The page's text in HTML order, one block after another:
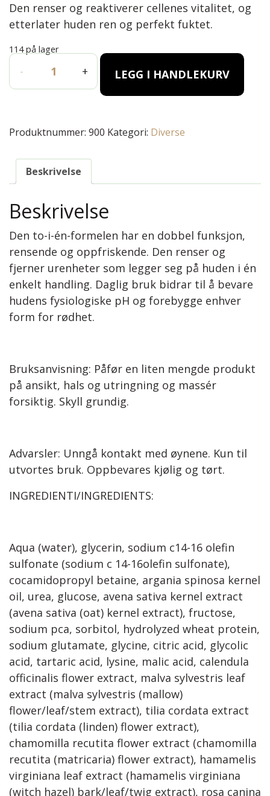
Den renser og reaktiverer cellenes vitalitet, og
etterlater huden ren og perfekt fuktet.
114 på lager
AGE- DEFYING mini size (trevel size) 50 ml antall
- + LEGG I HANDLEKURV
Produktnummer: 900 Kategori: Diverse
Beskrivelse
Beskrivelse
Den to-i-én-formelen har en dobbel funksjon,
rensende og oppfriskende. Den renser og
fjerner urenheter som legger seg på huden i én
enkelt handling. Daglig bruk bidrar til å bevare
hudens fysiologiske pH og forebygge enhver
form for rødhet.
Bruksanvisning: Påfør en liten mengde produkt
på ansikt, hals og utringning og massér
forsiktig. Skyll grundig.
Advarsler: Unngå kontakt med øynene. Kun til
utvortes bruk. Oppbevares kjølig og tørt.
INGREDIENTI/INGREDIENTS:
Aqua (water), glycerin, sodium c14-16 olefin
sulfonate (sodium c 14-16olefin sulfonate),
cocamidopropyl betaine, argania spinosa kernel
oil, urea, glucose, avena sativa kernel extract
(avena sativa (oat) kernel extract), fructose,
sodium pca, sorbitol, hydrolyzed wheat protein,
sodium glutamate, glycine, citric acid, glycolic
acid, tartaric acid, lysine, malic acid, calendula
officinalis flower extract, malva sylvestris leaf
extract (malva sylvestris (mallow)
flower/leaf/stem extract), tilia cordata extract
(tilia cordata (linden) flower extract),
chamomilla recutita flower extract (chamomilla
recutita (matricaria) flower extract), hamamelis
virginiana leaf extract (hamamelis virginiana
(witch hazel) bark/leaf/twig extract), rosa canina